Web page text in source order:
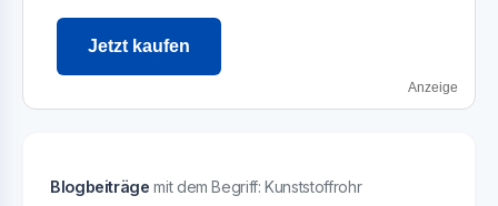
Jetzt kaufen
Anzeige
Blogbeiträgemit dem Begriff: Kunststoffrohr